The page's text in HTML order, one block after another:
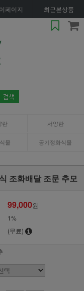
페이지 최근본상품
란 서양란
물 공기정화식물
조화배달 조문 추모
99,000원
1%
(무료)